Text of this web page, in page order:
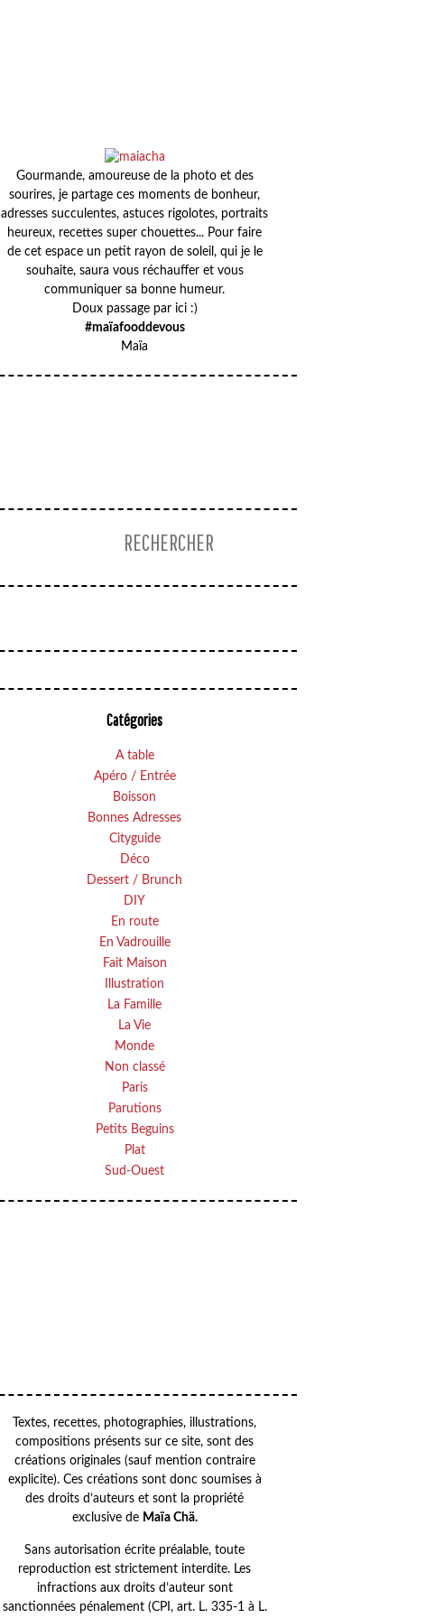
Gourmande, amoureuse de la photo et des
sourires, je partage ces moments de bonheur,
adresses succulentes, astuces rigolotes, portraits
heureux, recettes super chouettes... Pour faire
de cet espace un petit rayon de soleil, qui je le
souhaite, saura vous réchauffer et vous
communiquer sa bonne humeur.
Doux passage par ici :)
#maïafooddevous
Maïa
Catégories
A table
Apéro / Entrée
Boisson
Bonnes Adresses
Cityguide
Déco
Dessert / Brunch
DIY
En route
En Vadrouille
Fait Maison
Illustration
La Famille
La Vie
Monde
Non classé
Paris
Parutions
Petits Beguins
Plat
Sud-Ouest
Textes, recettes, photographies, illustrations,
compositions présents sur ce site, sont des
créations originales (sauf mention contraire
explicite). Ces créations sont donc soumises à
des droits d’auteurs et sont la propriété
exclusive de Maïa Chä.
Sans autorisation écrite préalable, toute
reproduction est strictement interdite. Les
infractions aux droits d’auteur sont
sanctionnées pénalement (CPI, art. L. 335-1 à L.